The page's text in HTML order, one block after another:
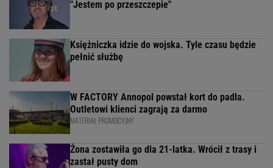
"Jestem po przeszczepie"
Księżniczka idzie do wojska. Tyle czasu będzie
pełnić służbę
W FACTORY Annopol powstał kort do padla.
Outletowi klienci zagrają za darmo
MATERIAŁ PROMOCYJNY
Żona zostawiła go dla 21-latka. Wrócił z trasy i
zastał pusty dom